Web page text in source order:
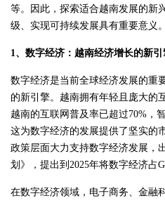
等。因此，探索适合越南发展的新
级、实现可持续发展具有重要意义。
1、数字经济：越南经济增长的新引
数字经济是当前全球经济发展的重
的新引擎。越南拥有年轻且庞大的
越南的互联网普及率已超过70%，
这为数字经济的发展提供了坚实的
政策层面大力支持数字经济发展，
划》，提出到2025年将数字经济占
在数字经济领域，电子商务、金融